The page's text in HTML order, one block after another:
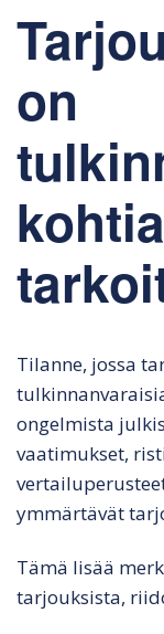
on
Tilanne, jossa
ongelmista
vaatimukset,
ymmärtävät
Tämä lisää
tarjouksista,